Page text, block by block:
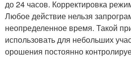
до 24 часов. Корректировка
Любое действие нельзя
неопределенное время. Такой
использовать для небольших
орошения постоянно